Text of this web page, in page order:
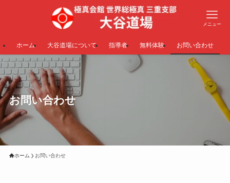
メニュー
ホーム 大谷道場について 指導者 無料体験 お問い合わせ
お問い合わせ
ホーム お問い合わせ